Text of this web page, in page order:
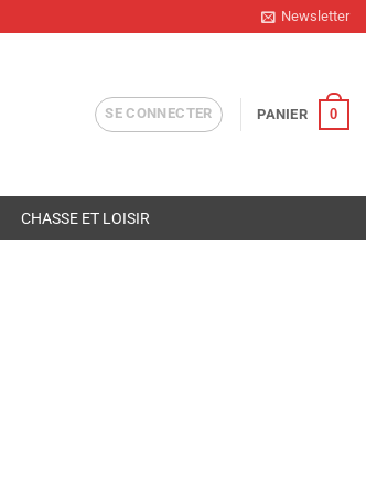
Newsletter
SE CONNECTER PANIER 0
CHASSE ET LOISIR